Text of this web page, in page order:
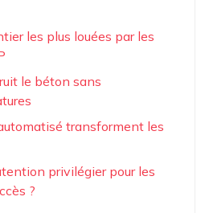
les plus louées par les
le béton sans
transforment les
privilégier pour les
?